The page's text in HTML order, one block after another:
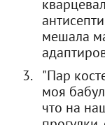
мешала
"Пар
моя
что на